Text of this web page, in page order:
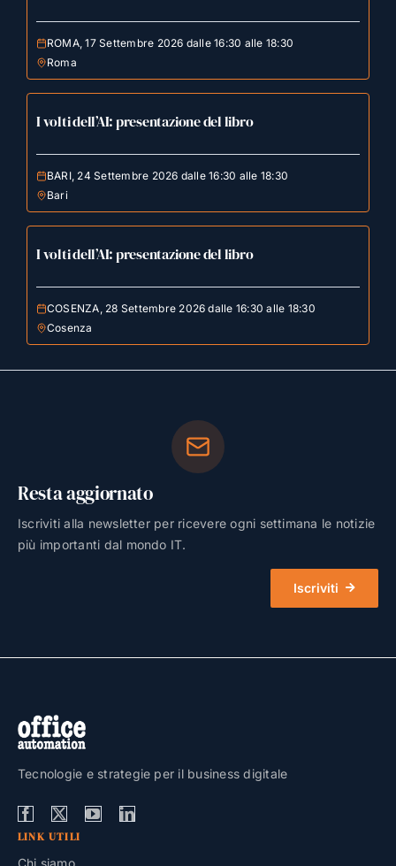
ROMA, 17 Settembre 2026 dalle 16:30 alle 18:30
Roma
I volti dell’AI: presentazione del libro
BARI, 24 Settembre 2026 dalle 16:30 alle 18:30
Bari
I volti dell’AI: presentazione del libro
COSENZA, 28 Settembre 2026 dalle 16:30 alle 18:30
Cosenza
Resta aggiornato
Iscriviti alla newsletter per ricevere ogni settimana le notizie
più importanti dal mondo IT.
Iscriviti
Tecnologie e strategie per il business digitale
LINK UTILI